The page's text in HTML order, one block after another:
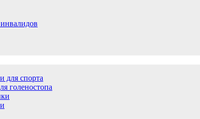
для спорта
голеностопа